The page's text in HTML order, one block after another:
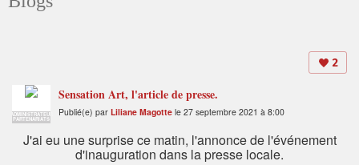
2
ADMINISTRATEUR
PARTENARIATS
Sensation Art, l'article de presse.
Publié(e) par Liliane Magotte le 27 septembre 2021 à 8:00
J'ai eu une surprise ce matin, l'annonce de l'événement
d'inauguration dans la presse locale.